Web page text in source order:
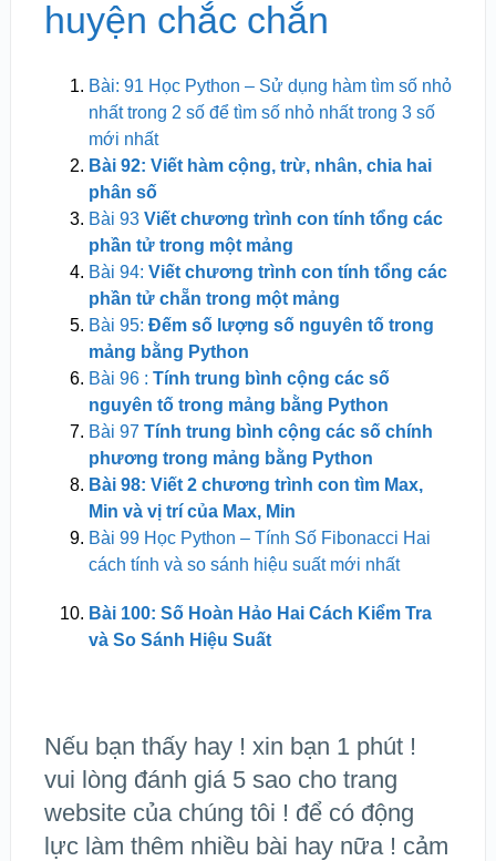
huyện chắc chắn
Bài: 91 Học Python – Sử dụng hàm tìm số nhỏ
nhất trong 2 số để tìm số nhỏ nhất trong 3 số
mới nhất
Bài 92: Viết hàm cộng, trừ, nhân, chia hai
phân số
Bài 93 Viết chương trình con tính tổng các
phần tử trong một mảng
Bài 94: Viết chương trình con tính tổng các
phần tử chẵn trong một mảng
Bài 95: Đếm số lượng số nguyên tố trong
mảng bằng Python
Bài 96 : Tính trung bình cộng các số
nguyên tố trong mảng bằng Python
Bài 97 Tính trung bình cộng các số chính
phương trong mảng bằng Python
Bài 98: Viết 2 chương trình con tìm Max,
Min và vị trí của Max, Min
Bài 99 Học Python – Tính Số Fibonacci Hai
cách tính và so sánh hiệu suất mới nhất
Bài 100: Số Hoàn Hảo Hai Cách Kiểm Tra
và So Sánh Hiệu Suất
Nếu bạn thấy hay ! xin bạn 1 phút !
vui lòng đánh giá 5 sao cho trang
website của chúng tôi ! để có động
lực làm thêm nhiều bài hay nữa ! cảm